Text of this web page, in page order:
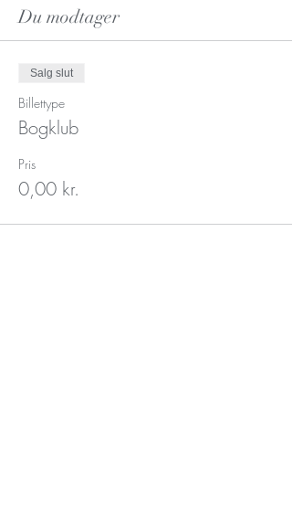
Du modtager
Salg slut
Billettype
Bogklub
Pris
0,00 kr.